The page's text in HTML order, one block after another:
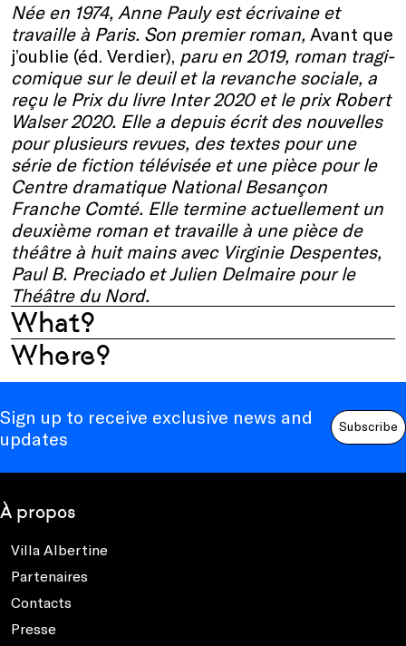
Née en 1974, Anne Pauly est écrivaine et
travaille à Paris. Son premier roman, Avant que
j’oublie (éd. Verdier), paru en 2019, roman tragi-
comique sur le deuil et la revanche sociale, a
reçu le Prix du livre Inter 2020 et le prix Robert
Walser 2020. Elle a depuis écrit des nouvelles
pour plusieurs revues, des textes pour une
série de fiction télévisée et une pièce pour le
Centre dramatique National Besançon
Franche Comté. Elle termine actuellement un
deuxième roman et travaille à une pièce de
théâtre à huit mains avec Virginie Despentes,
Paul B. Preciado et Julien Delmaire pour le
Théâtre du Nord.
What?
Where?
Sign up to receive exclusive news and
updates
Subscribe
À propos
Villa Albertine
Partenaires
Contacts
Presse